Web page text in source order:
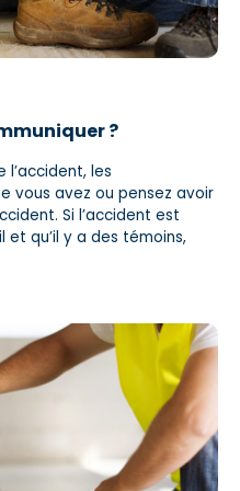
?
l’accident, les
vous avez ou pensez avoir
Si l’accident est
et qu’il y a des témoins,